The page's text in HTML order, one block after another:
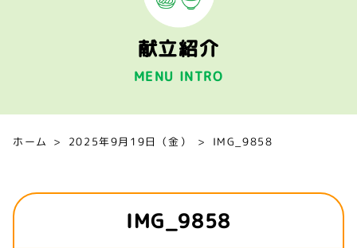
献立紹介
MENU INTRO
ホーム 2025年9月19日（金） IMG_9858
IMG_9858